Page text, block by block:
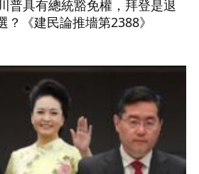
普具有總統豁免權，拜登是退
《建民論推墻第2388》